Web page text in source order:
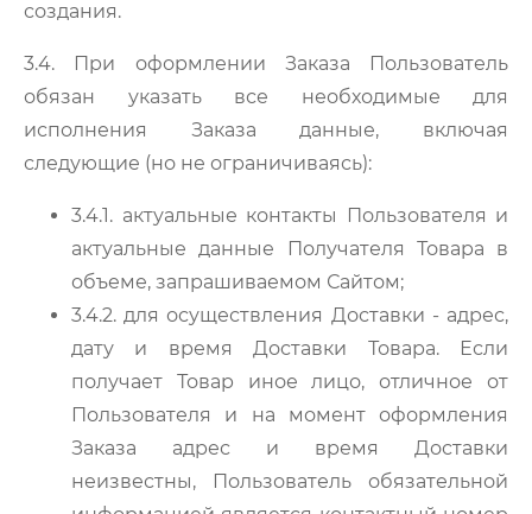
создания.
3.4. При оформлении Заказа Пользователь
обязан указать все необходимые для
исполнения Заказа данные, включая
следующие (но не ограничиваясь):
3.4.1. актуальные контакты Пользователя и
актуальные данные Получателя Товара в
объеме, запрашиваемом Сайтом;
3.4.2. для осуществления Доставки - адрес,
дату и время Доставки Товара. Если
получает Товар иное лицо, отличное от
Пользователя и на момент оформления
Заказа адрес и время Доставки
неизвестны, Пользователь обязательной